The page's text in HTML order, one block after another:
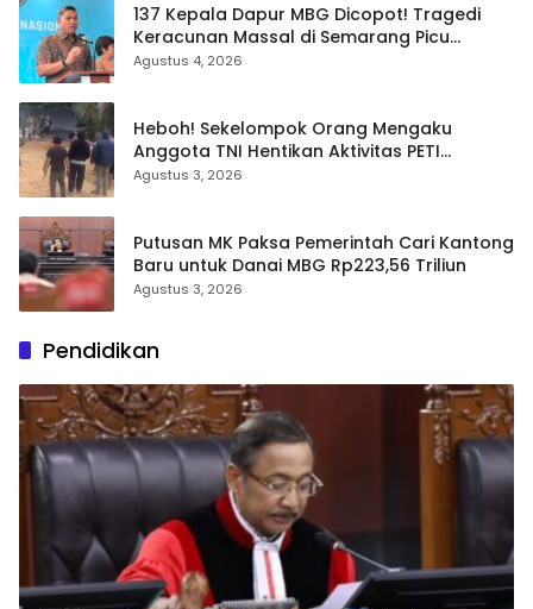
137 Kepala Dapur MBG Dicopot! Tragedi
Keracunan Massal di Semarang Picu
Bersih-Bersih Besar Badan Gizi Nasional
Agustus 4, 2026
Heboh! Sekelompok Orang Mengaku
Anggota TNI Hentikan Aktivitas PETI
Ratatotok: Video Adu Mulut dan Aksi
Agustus 3, 2026
Putusan MK Paksa Pemerintah Cari Kantong
Baru untuk Danai MBG Rp223,56 Triliun
Agustus 3, 2026
Pendidikan